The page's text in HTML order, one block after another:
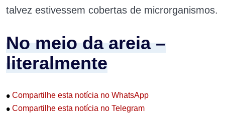
talvez estivessem cobertas de microrganismos.
No meio da areia –
literalmente
• Compartilhe esta notícia no WhatsApp
• Compartilhe esta notícia no Telegram